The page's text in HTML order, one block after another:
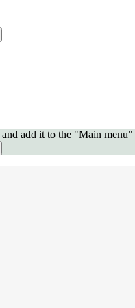
and add it to the "Main menu"